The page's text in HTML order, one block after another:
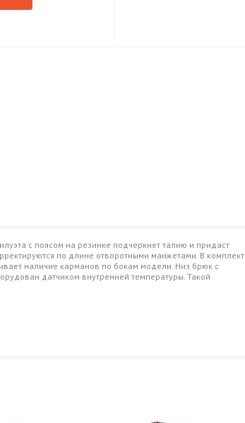
с поясом на резинке подчеркнет талию и придаст
по длине отворотными манжетами. В комплект
наличие карманов по бокам модели. Низ брюк с
датчиком внутренней температуры. Такой